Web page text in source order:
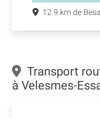
12.9 km de
Transport
à Velesmes-